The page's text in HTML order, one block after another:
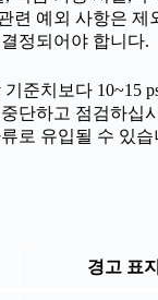
예외 사항은 제
정되어야 합니다.
준치보다 10~15
단하고 점검하십
로 유입될 수 있
경고 표